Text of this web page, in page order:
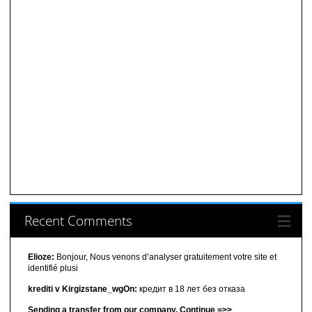
Recent Comments
Elioze: Bonjour, Nous venons d’analyser gratuitement votre site et
identifié plusi
krediti v Kirgizstane_wgOn: кредит в 18 лет без отказа
Sending a transfer from our company. Continue =>>